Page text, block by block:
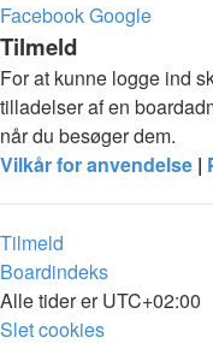
FacebookGoogle
Tilmeld
For at kunne logge ind
tilladelser af en
når du besøger dem.
Vilkår for anvendelse |
Tilmeld
Boardindeks
Alle tider erUTC+02:00
Slet cookies